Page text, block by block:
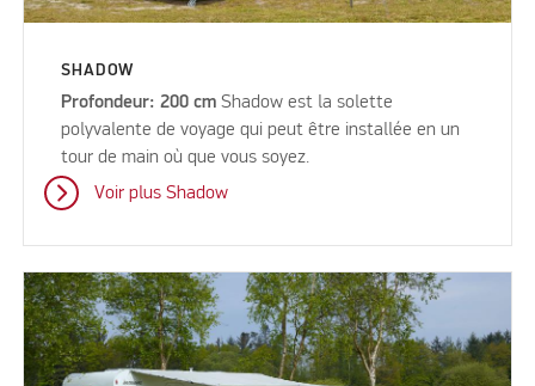
SHADOW
Profondeur: 200 cm Shadow est la solette
polyvalente de voyage qui peut être installée en un
tour de main où que vous soyez.
Voir plus Shadow